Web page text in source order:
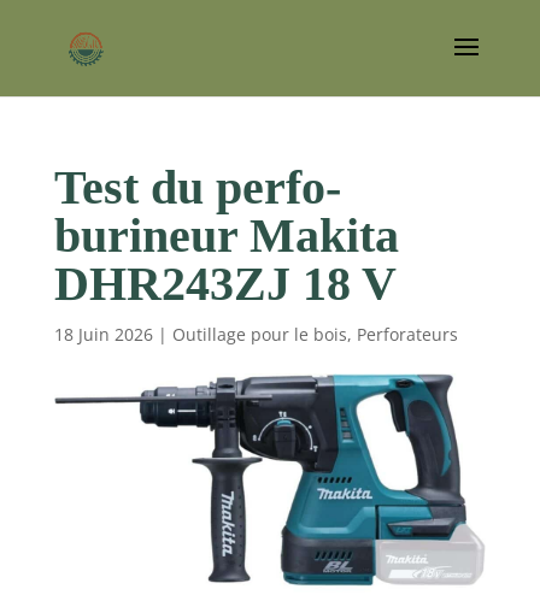
Test du perfo-
burineur Makita
DHR243ZJ 18 V
18 Juin 2026| Outillage pour le bois, Perforateurs